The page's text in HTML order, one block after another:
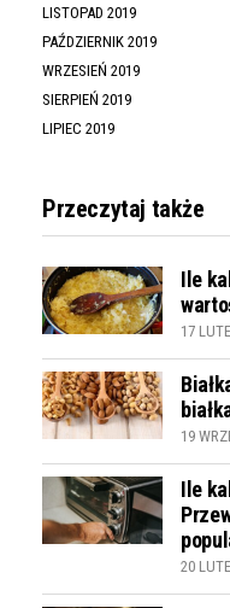
LISTOPAD 2019
PAŹDZIERNIK 2019
WRZESIEŃ 2019
SIERPIEŃ 2019
LIPIEC 2019
Przeczytaj także
Ile
17
19
Ile
20